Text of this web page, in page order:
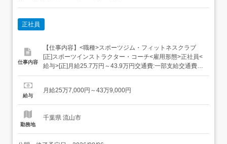
正社員
仕事内容
【仕事内容】<職種>スポーツジム・フィットネスクラブ
[正]スポーツインストラクター・コーチ<雇用形態>正社員<
給与>[正]月給25.7万円～43.9万円交通費:一部支給交通費:
上限30,000円/月車・自転車通勤可駐車場完備ガソリン代支
相当分が含まれます。 上記を超えて残業をした場合は、別
給与
月給25万7,000円～43万9,000円
勤務地
千葉県 流山市